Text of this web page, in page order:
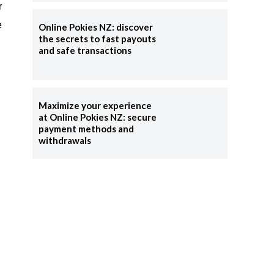
Online Pokies NZ: discover
the secrets to fast payouts
and safe transactions
Maximize your experience
at Online Pokies NZ: secure
payment methods and
withdrawals